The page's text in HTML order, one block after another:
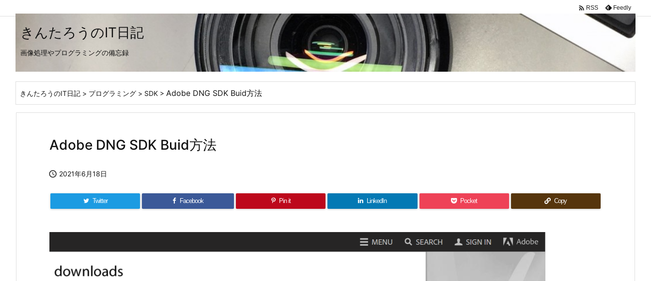
 RSS Feedly
きんたろうのIT日記
画像処理やプログラミングの備忘録
きんたろうのIT日記 > プログラミング > SDK > Adobe DNG SDK Buid方法
Adobe DNG SDK Buid方法
 2021年6月18日
Twitter Facebook Pin it LinkedIn Pocket Copy